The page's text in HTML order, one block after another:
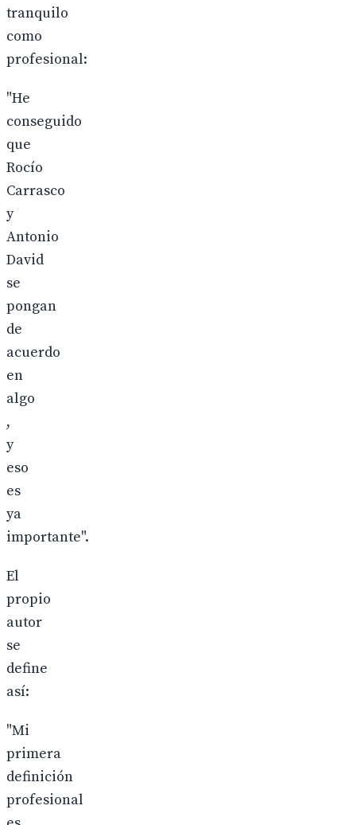
tranquilo
como
profesional:
"He
conseguido
que
Rocío
Carrasco
y
Antonio
David
se
pongan
de
acuerdo
en
algo
,
y
eso
es
ya
importante".
El
propio
autor
se
define
así:
"Mi
primera
definición
profesional